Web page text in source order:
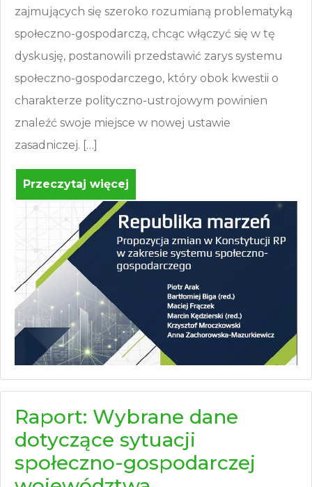
zajmujących się szeroko rozumianą problematyką
społeczno-gospodarczą, chcąc włączyć się w tę
dyskusję, postanowili przedstawić zarys systemu
społeczno-gospodarczego, który obok kwestii o
charakterze polityczno-ustrojowym powinien
znaleźć swoje miejsce w nowej ustawie
zasadniczej. […]
Przeczytaj więcej
Raport: Wybrane dane
dotyczące sytuacji
społeczno-gospodarczej